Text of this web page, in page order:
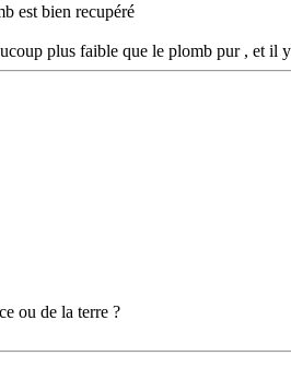
est bien recupéré
plus faible que le plomb pur , et il
ou de la terre ?